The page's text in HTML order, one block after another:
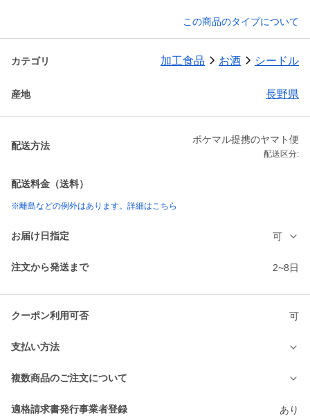
この商品のタイプについて
カテゴリ 加工食品 お酒 シードル
産地 長野県
配送方法
ポケマル提携のヤマト便
配送区分:
配送料金（送料）
※離島などの例外はあります。詳細はこちら
お届け日指定 可
注文から発送まで 2~8日
クーポン利用可否 可
支払い方法
複数商品のご注文について
適格請求書発行事業者登録 あり